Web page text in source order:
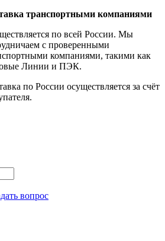
транспортными компаниями
по всей России. Мы
с проверенными
компаниями, такими как
Линии и ПЭК.
по России осуществляется за счёт
вопрос